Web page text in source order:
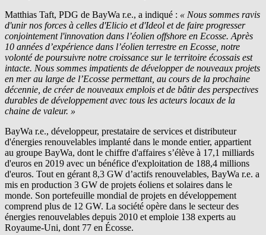
Matthias Taft, PDG de BayWa r.e., a indiqué : « Nous sommes ravis
d'unir nos forces à celles d'Elicio et d'Ideol et de faire progresser
conjointement l'innovation dans l’éolien offshore en Ecosse. Après
10 années d’expérience dans l’éolien terrestre en Ecosse, notre
volonté de poursuivre notre croissance sur le territoire écossais est
intacte. Nous sommes impatients de développer de nouveaux projets
en mer au large de l’Ecosse permettant, au cours de la prochaine
décennie, de créer de nouveaux emplois et de bâtir des perspectives
durables de développement avec tous les acteurs locaux de la
chaine de valeur. »
BayWa r.e., développeur, prestataire de services et distributeur
d'énergies renouvelables implanté dans le monde entier, appartient
au groupe BayWa, dont le chiffre d'affaires s’élève à 17,1 milliards
d'euros en 2019 avec un bénéfice d'exploitation de 188,4 millions
d'euros. Tout en gérant 8,3 GW d’actifs renouvelables, BayWa r.e. a
mis en production 3 GW de projets éoliens et solaires dans le
monde. Son portefeuille mondial de projets en développement
comprend plus de 12 GW. La société opère dans le secteur des
énergies renouvelables depuis 2010 et emploie 138 experts au
Royaume-Uni, dont 77 en Écosse.